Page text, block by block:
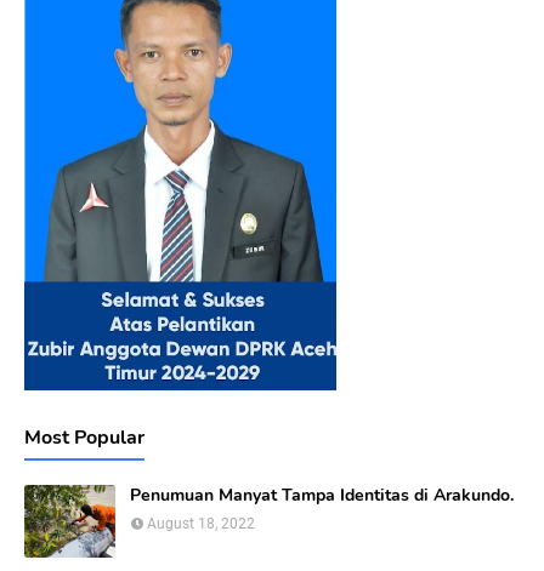
Most Popular
Penumuan Manyat Tampa Identitas di Arakundo.
August 18, 2022